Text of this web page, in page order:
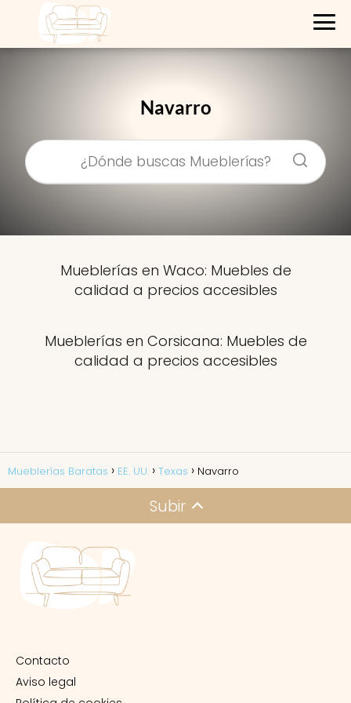
Navarro
Mueblerías en Waco: Muebles de
calidad a precios accesibles
Mueblerías en Corsicana: Muebles de
calidad a precios accesibles
Mueblerías Baratas EE. UU. Texas Navarro
Subir
Contacto
Aviso legal